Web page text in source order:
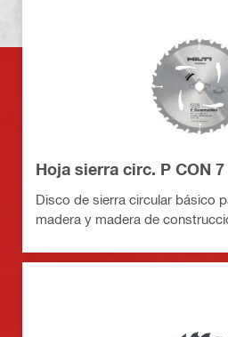
Hoja sierra circ. P CON
Disco de sierra circular básico
madera y madera de